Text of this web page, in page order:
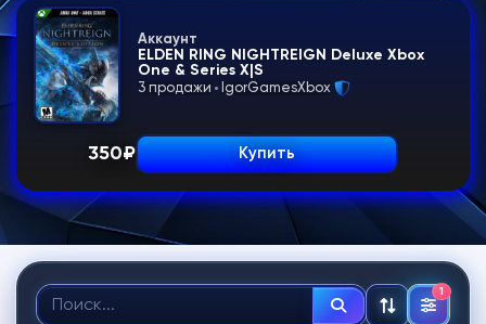
Аккаунт
ELDEN RING NIGHTREIGN Deluxe Xbox
One & Series X|S
3 продажи IgorGamesXbox
350₽ Купить
1